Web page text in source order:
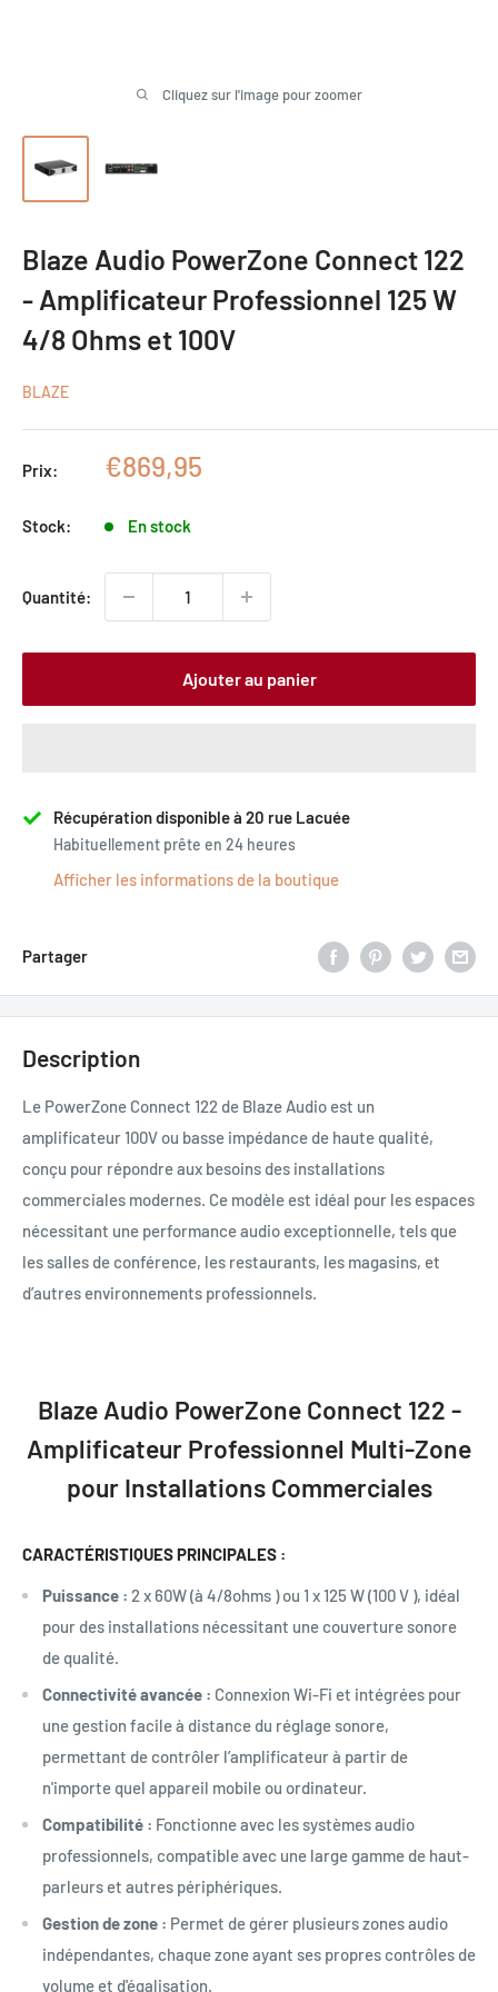
Cliquez sur l'image pour zoomer
Blaze Audio PowerZone Connect 122
- Amplificateur Professionnel 125 W
4/8 Ohms et 100V
BLAZE
Prix:
Prix
€869,95
Stock: En stock
Quantité:
Ajouter au panier
Récupération disponible à 20 rue Lacuée
Habituellement prête en 24 heures
Afficher les informations de la boutique
Partager
Description
Le PowerZone Connect 122 de Blaze Audio est un
amplificateur 100V ou basse impédance de haute qualité,
conçu pour répondre aux besoins des installations
commerciales modernes. Ce modèle est idéal pour les espaces
nécessitant une performance audio exceptionnelle, tels que
les salles de conférence, les restaurants, les magasins, et
d’autres environnements professionnels.
Blaze Audio PowerZone Connect 122 -
Amplificateur Professionnel Multi-Zone
pour Installations Commerciales
CARACTÉRISTIQUES PRINCIPALES :
Puissance : 2 x 60W (à 4/8ohms ) ou 1 x 125 W (100 V ), idéal
pour des installations nécessitant une couverture sonore
de qualité.
Connectivité avancée : Connexion Wi-Fi et intégrées pour
une gestion facile à distance du réglage sonore,
permettant de contrôler l’amplificateur à partir de
n'importe quel appareil mobile ou ordinateur.
Compatibilité : Fonctionne avec les systèmes audio
professionnels, compatible avec une large gamme de haut-
parleurs et autres périphériques.
Gestion de zone : Permet de gérer plusieurs zones audio
indépendantes, chaque zone ayant ses propres contrôles de
volume et d'égalisation.